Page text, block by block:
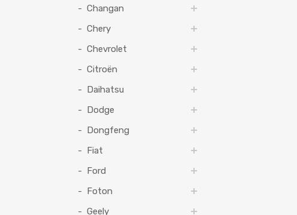
Changan
Chery
Chevrolet
Citroën
Daihatsu
Dodge
Dongfeng
Fiat
Ford
Foton
Geely